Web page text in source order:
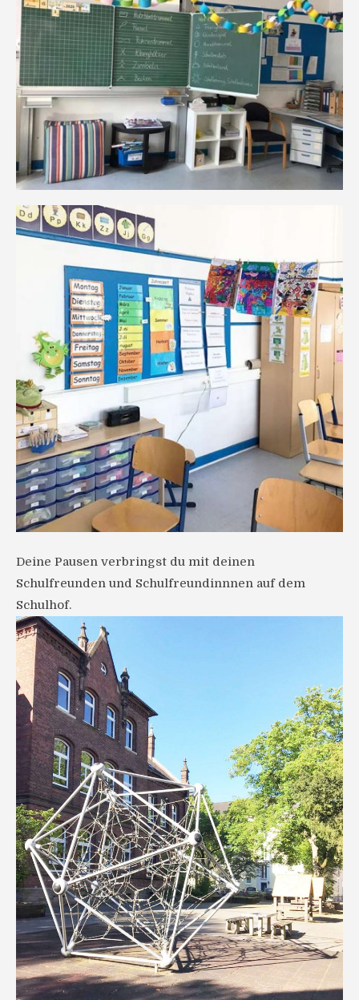
Deine Pausen verbringst du mit deinen
Schulfreunden und Schulfreundinnnen auf dem
Schulhof.